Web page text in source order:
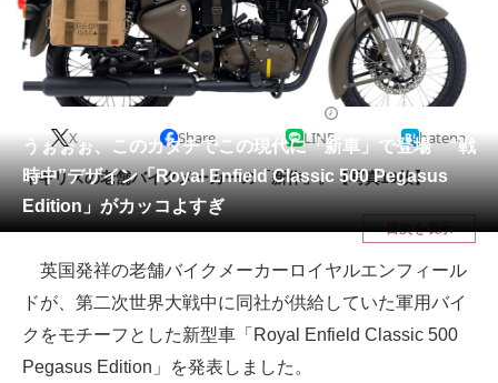
グルメ 地域
住まい 教育・育児
リサーチ
会員記事
メディア
注目記事を集めた総合ページ
スマホと通信の最新トレンド
進化するPCとデバイスの未来
うぉぉぉ、このカタチでこの現代に「新車」で登場 “戦
時中”デザイン「Royal Enfield Classic 500 Pegasus
Edition」がカッコよすぎ
X Share LINE hatena
イギリスの老舗バイクメーカーの「新作」。【写真19枚】
目次を表示
英国発祥の老舗バイクメーカーロイヤルエンフィール
ドが、第二次世界大戦中に同社が供給していた軍用バイ
クをモチーフとした新型車「Royal Enfield Classic 500
Pegasus Edition」を発表しました。